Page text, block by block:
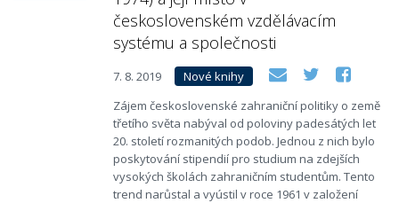
československém vzdělávacím
systému a společnosti
7. 8. 2019
Nové knihy
Zájem československé zahraniční politiky o země
třetího světa nabýval od poloviny padesátých let
20. století rozmanitých podob. Jednou z nich bylo
poskytování stipendií pro studium na zdejších
vysokých školách zahraničním studentům. Tento
trend narůstal a vyústil v roce 1961 v založení